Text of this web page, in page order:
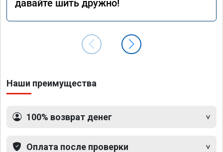
давайте шить дружно!
Наши преимущества
100% возврат денег
Оплата после проверки